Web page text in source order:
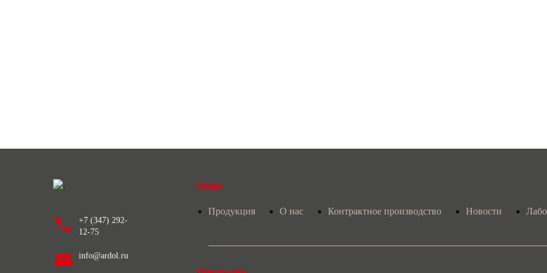
+7 (347) 292-
12-75
info@ardol.ru
Меню
Продукция О нас Контрактное производство Новости
Продукция